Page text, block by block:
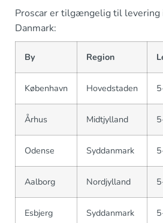
Proscar er tilgængelig til levering
Danmark:
By Region
København Hovedstaden
Århus Midtjylland
Odense Syddanmark
Aalborg Nordjylland
Esbjerg Syddanmark